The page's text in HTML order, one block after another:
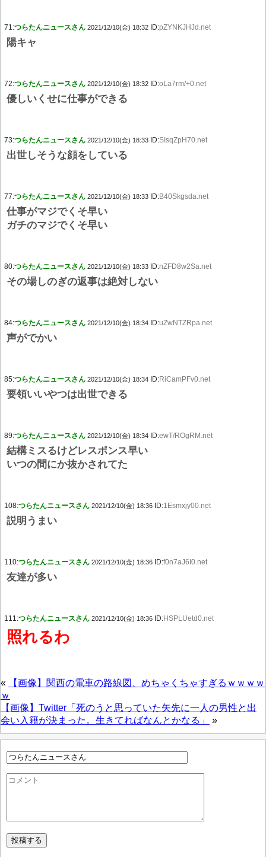
71:つらたんニュースさん 2021/12/10(金) 18:32 ID:pZYNKJHJd.net
陽キャ
72:つらたんニュースさん 2021/12/10(金) 18:32 ID:oLa7rm/+0.net
優しいくせに仕事ができる
73:つらたんニュースさん 2021/12/10(金) 18:33 ID:SIsqZpH70.net
出世しそうな顔をしている
77:つらたんニュースさん 2021/12/10(金) 18:33 ID:B40Skgsda.net
仕事がマジでくそ早い
ガチのマジでくそ早い
80:つらたんニュースさん 2021/12/10(金) 18:33 ID:nZFD8w2Sa.net
その場しのぎの返事は絶対しない
84:つらたんニュースさん 2021/12/10(金) 18:34 ID:uZwNTZRpa.net
声がでかい
85:つらたんニュースさん 2021/12/10(金) 18:34 ID:RiCamPFv0.net
要領いいやつは出世できる
89:つらたんニュースさん 2021/12/10(金) 18:34 ID:ewT/ROgRM.net
結構ミスるけどレスポンス早い
いつの間にか抜かされてた
108:つらたんニュースさん 2021/12/10(金) 18:36 ID:1Esmxjy00.net
説明うまい
110:つらたんニュースさん 2021/12/10(金) 18:36 ID:f0n7aJ6I0.net
友達が多い
111:つらたんニュースさん 2021/12/10(金) 18:36 ID:HSPLUetd0.net
照れるわ
«
【画像】関西の電車の路線図、めちゃくちゃすぎるｗｗｗｗ
ｗ
【画像】Twitter「死のうと思っていた矢先に一人の男性と出
会い入籍が決まった。生きてればなんとかなる」
»